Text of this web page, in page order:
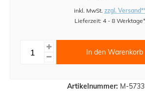
Artikelnummer: M-
inkl. MwSt. zzgl.
Lieferzeit: 4 - 8 Werktage*
In den Warenkorb